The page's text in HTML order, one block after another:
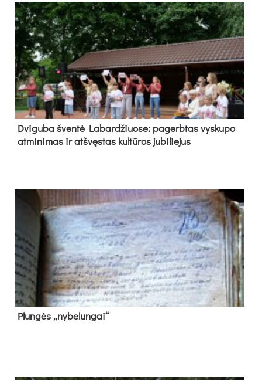
Dvi­gu­ba šven­tė La­bar­džiuo­se: pa­gerb­tas vys­ku­po
at­mi­ni­mas ir at­švęs­tas kul­tū­ros ju­bi­lie­jus
Plun­gės „ny­be­lun­gai“